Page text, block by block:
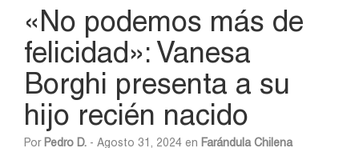
«No podemos más de
felicidad»: Vanesa
Borghi presenta a su
hijo recién nacido
Por Pedro D. - Agosto 31, 2024 en Farándula Chilena